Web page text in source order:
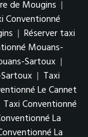
de Mougins |
Conventionné
| Réserver taxi
Mouans-
Sartoux |
| Taxi
Le Cannet
Taxi Conventionné
La
La